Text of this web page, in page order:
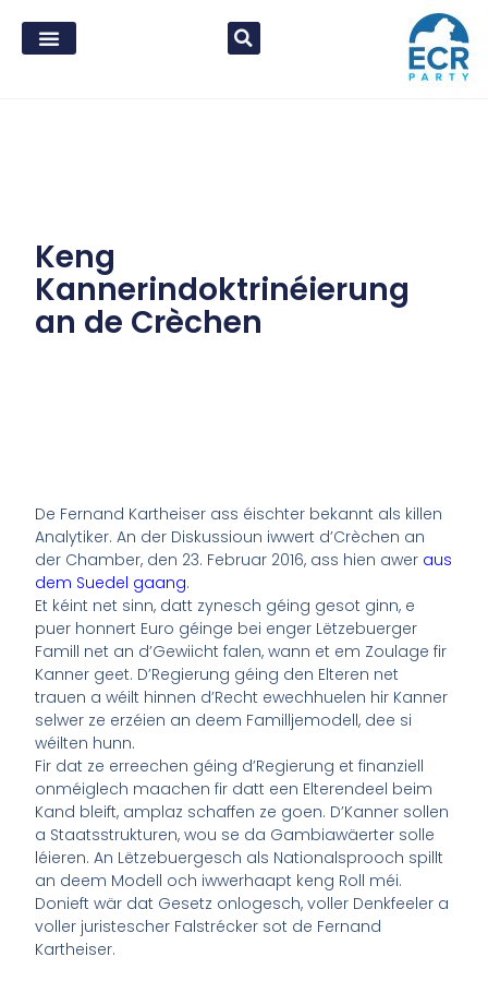
Keng
Kannerindoktrinéierung
an de Crèchen
De Fernand Kartheiser ass éischter bekannt als killen
Analytiker. An der Diskussioun iwwert d’Crèchen an
der Chamber, den 23. Februar 2016, ass hien awer aus
dem Suedel gaang.
Et kéint net sinn, datt zynesch géing gesot ginn, e
puer honnert Euro géinge bei enger Lëtzebuerger
Famill net an d’Gewiicht falen, wann et em Zoulage fir
Kanner geet. D’Regierung géing den Elteren net
trauen a wéilt hinnen d’Recht ewechhuelen hir Kanner
selwer ze erzéien an deem Familljemodell, dee si
wéilten hunn.
Fir dat ze erreechen géing d’Regierung et finanziell
onméiglech maachen fir datt een Elterendeel beim
Kand bleift, amplaz schaffen ze goen. D’Kanner sollen
a Staatsstrukturen, wou se da Gambiawäerter solle
léieren. An Lëtzebuergesch als Nationalsprooch spillt
an deem Modell och iwwerhaapt keng Roll méi.
Donieft wär dat Gesetz onlogesch, voller Denkfeeler a
voller juristescher Falstrécker sot de Fernand
Kartheiser.